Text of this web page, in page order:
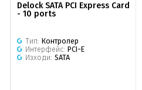
Delock SATA PCI Express Card
- 10 ports
Тип: Контролер
Интерфейс: PCI-E
Изходи: SATA